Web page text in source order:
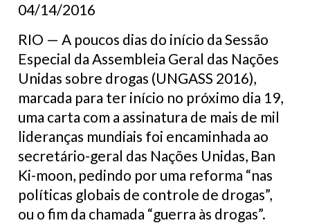
04/14/2016
RIO — A poucos dias do início da Sessão
Especial da Assembleia Geral das Nações
Unidas sobre drogas (UNGASS 2016),
marcada para ter início no próximo dia 19,
uma carta com a assinatura de mais de mil
lideranças mundiais foi encaminhada ao
secretário-geral das Nações Unidas, Ban
Ki-moon, pedindo por uma reforma “nas
políticas globais de controle de drogas”,
ou o fim da chamada “guerra às drogas”.